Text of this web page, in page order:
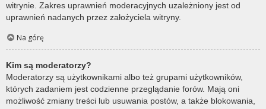
witrynie. Zakres uprawnień moderacyjnych uzależniony jest od
uprawnień nadanych przez założyciela witryny.
Na górę
Kim są moderatorzy?
Moderatorzy są użytkownikami albo też grupami użytkowników,
których zadaniem jest codzienne przeglądanie forów. Mają oni
możliwość zmiany treści lub usuwania postów, a także blokowania,